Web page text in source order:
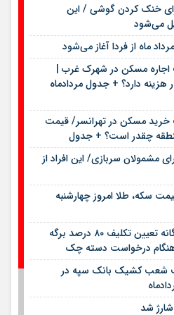
خنک کردن گوشی / این
می‌شود
ماه از فردا آغاز می‌شود
مسکن در شهرک غرب |
دارد؟ + جدول مردادماه
مسکن در تهرانسر/ قیمت
چقدر است؟ + جدول
مشمولان سربازی/ این افراد از
سکه، طلا امروز چهارشنبه
محاسبه جداگانه تعیین تکلیف ۸۰ درصد برگه
درخواست دسته چک
شعب کشیک بانک سپه در
شارژ شد